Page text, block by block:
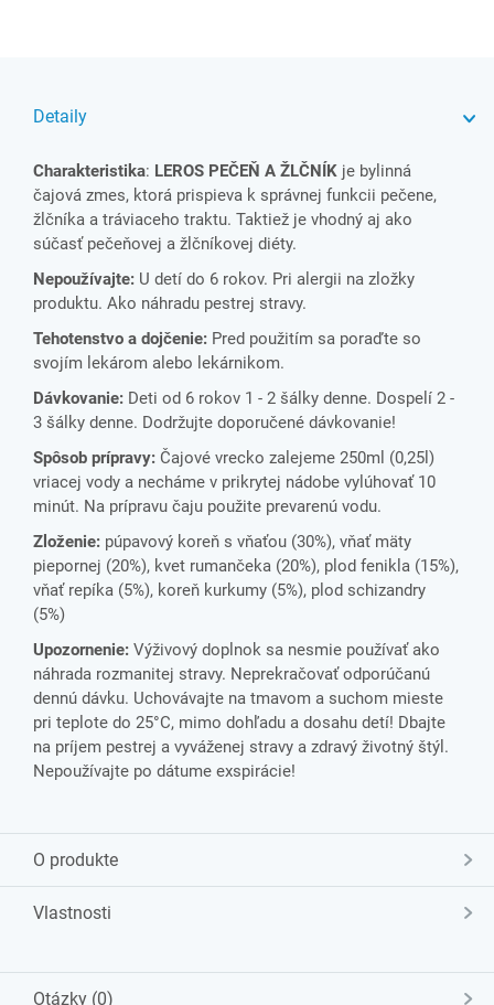
Detaily
Charakteristika: LEROS PEČEŇ A ŽLČNÍK je bylinná
čajová zmes, ktorá prispieva k správnej funkcii pečene,
žlčníka a tráviaceho traktu. Taktiež je vhodný aj ako
súčasť pečeňovej a žlčníkovej diéty.
Nepoužívajte: U detí do 6 rokov. Pri alergii na zložky
produktu. Ako náhradu pestrej stravy.
Tehotenstvo a dojčenie: Pred použitím sa poraďte so
svojím lekárom alebo lekárnikom.
Dávkovanie: Deti od 6 rokov 1 - 2 šálky denne. Dospelí 2 -
3 šálky denne. Dodržujte doporučené dávkovanie!
Spôsob prípravy: Čajové vrecko zalejeme 250ml (0,25l)
vriacej vody a necháme v prikrytej nádobe vylúhovať 10
minút. Na prípravu čaju použite prevarenú vodu.
Zloženie: púpavový koreň s vňaťou (30%), vňať mäty
piepornej (20%), kvet rumančeka (20%), plod fenikla (15%),
vňať repíka (5%), koreň kurkumy (5%), plod schizandry
(5%)
Upozornenie: Výživový doplnok sa nesmie používať ako
náhrada rozmanitej stravy. Neprekračovať odporúčanú
dennú dávku. Uchovávajte na tmavom a suchom mieste
pri teplote do 25°C, mimo dohľadu a dosahu detí! Dbajte
na príjem pestrej a vyváženej stravy a zdravý životný štýl.
Nepoužívajte po dátume exspirácie!
O produkte
Vlastnosti
Otázky (0)